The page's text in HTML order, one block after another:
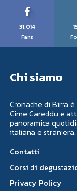
31,014
Fans
Chi siamo
Cronache di Birra
Cime Careddu e
panoramica
italiana e straniera.
Contatti
Corsi di
Privacy Policy